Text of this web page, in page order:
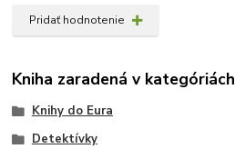
Pridať hodnotenie
Kniha zaradená v kategóriách
Knihy do Eura
Detektívky